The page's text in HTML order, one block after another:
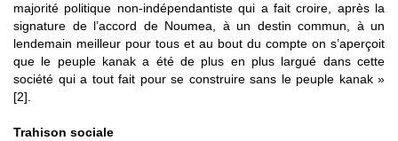
majorité politique non-indépendantiste qui a fait croire, après la
signature de l’accord de Noumea, à un destin commun, à un
lendemain meilleur pour tous et au bout du compte on s’aperçoit
que le peuple kanak a été de plus en plus largué dans cette
société qui a tout fait pour se construire sans le peuple kanak »
[2].
Trahison sociale